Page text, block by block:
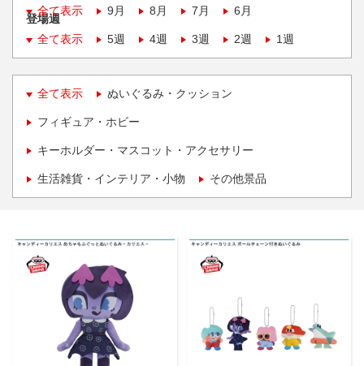
全て表示
9月 8月 7月 6月
登場週
全て表示
5週 4週 3週 2週 1週
全て表示 ぬいぐるみ・クッション
フィギュア・ホビー
キーホルダー・マスコット・アクセサリー
生活雑貨・インテリア・小物 その他景品